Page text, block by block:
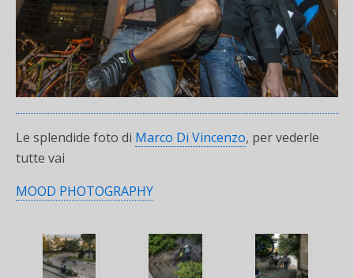
Le splendide foto di Marco Di Vincenzo, per vederle
tutte vai
MOOD PHOTOGRAPHY